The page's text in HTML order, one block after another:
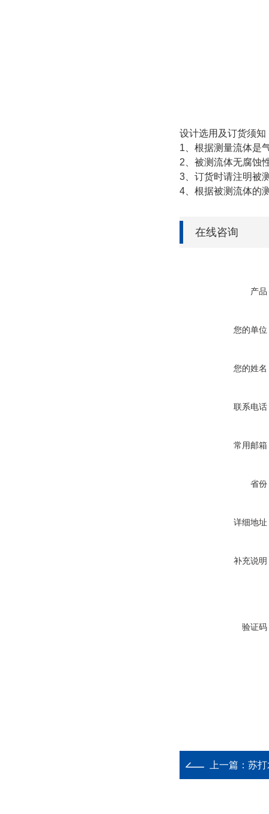
设计选用及订货须知
1、根据测量流体是
2、被测流体无腐蚀
3、订货时请注明被
4、根据被测流体的
在线咨询
产品
您的单位
您的姓名
联系电话
常用邮箱
省份
详细地址
补充说明
验证码
上一篇： 苏